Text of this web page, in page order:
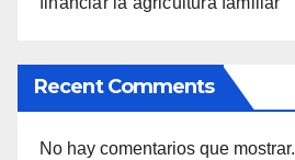
Recent Comments
No hay comentarios que mostrar.